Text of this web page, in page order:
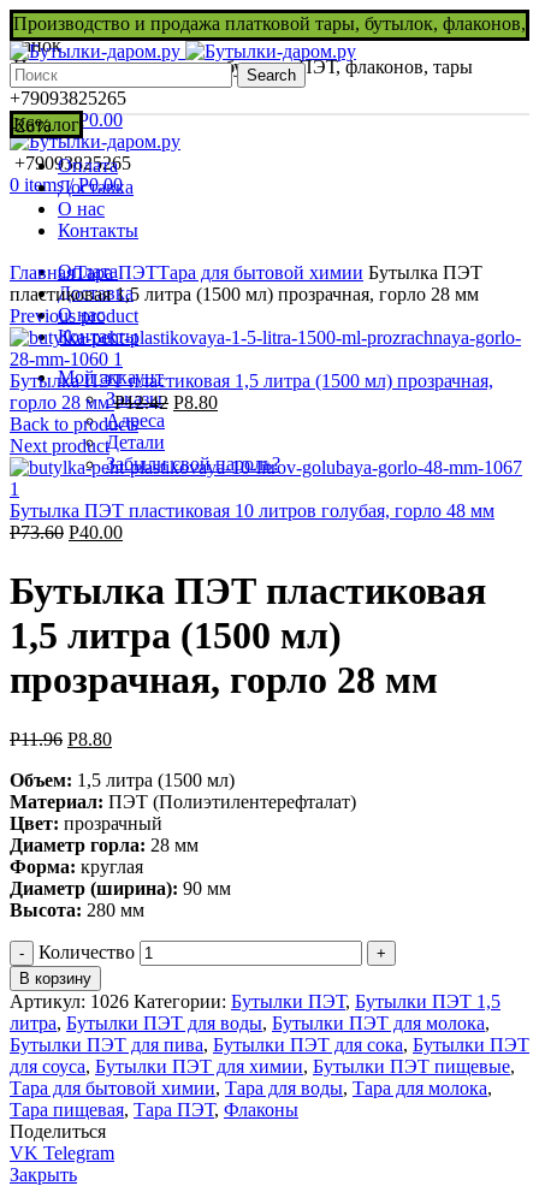
Производство и продажа платковой тары, бутылок, флаконов,
банок
Производство и продажа бутылок ПЭТ, флаконов, тары
Search
+79093825265
0items / Р0.00
+79093825265
0 items / Р0.00
Каталог
Оплата
Доставка
О нас
Контакты
Оплата
Доставка
О нас
Контакты
Мой аккаунт
Заказы
Адреса
Детали
Забыли свой пароль?
-26%
ГлавнаяТара ПЭТТара для бытовой химии Бутылка ПЭТ
пластиковая 1,5 литра (1500 мл) прозрачная, горло 28 мм
Previous product
Бутылка ПЭТ пластиковая 1,5 литра (1500 мл) прозрачная,
горло 28 ммР12.42 Р8.80
Back to products
Next product
Бутылка ПЭТ пластиковая 10 литров голубая, горло 48 мм
Р73.60 Р40.00
Бутылка ПЭТ пластиковая
1,5 литра (1500 мл)
прозрачная, горло 28 мм
Р11.96 Р8.80
Объем: 1,5 литра (1500 мл)
Материал: ПЭТ (Полиэтилентерефталат)
Цвет: прозрачный
Диаметр горла: 28 мм
Форма: круглая
Диаметр (ширина): 90 мм
Высота: 280 мм
Количество
В корзину
Артикул: 1026 Категории: Бутылки ПЭТ, Бутылки ПЭТ 1,5
литра, Бутылки ПЭТ для воды, Бутылки ПЭТ для молока,
Бутылки ПЭТ для пива, Бутылки ПЭТ для сока, Бутылки ПЭТ
для соуса, Бутылки ПЭТ для химии, Бутылки ПЭТ пищевые,
Тара для бытовой химии, Тара для воды, Тара для молока,
Тара пищевая, Тара ПЭТ, Флаконы
Поделиться
VK Telegram
Закрыть